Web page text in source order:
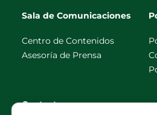
Sala de Comunicaciones
Centro de Contenidos
Asesoría de Prensa
Contacto